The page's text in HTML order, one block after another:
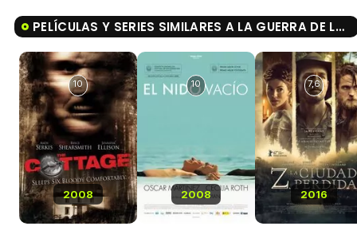
PELÍCULAS Y SERIES SIMILARES A LA GUERRA DE LOS BOTONES
2008
10
2008
10
2016
7,6